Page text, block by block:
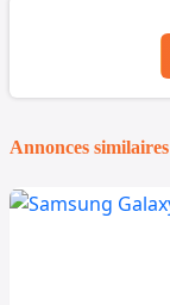
Annonces similaires